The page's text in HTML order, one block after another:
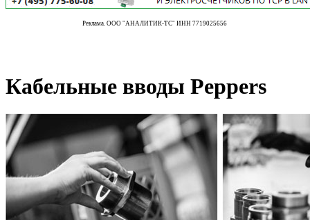
Реклама. ООО "АНАЛИТИК-ТС" ИНН 7719025656
Кабельные вводы Peppers